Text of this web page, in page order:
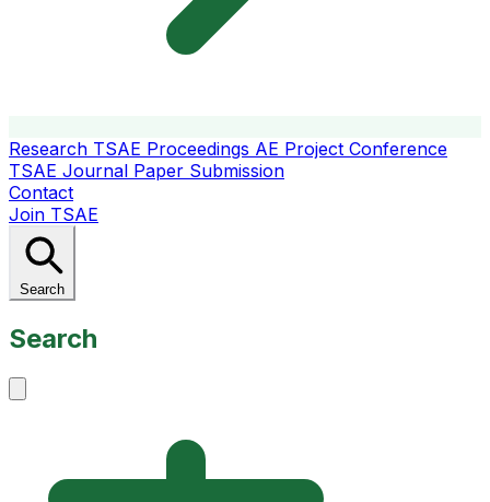
Research TSAE Proceedings AE Project Conference
TSAE Journal Paper Submission
Contact
Join TSAE
Search
Search